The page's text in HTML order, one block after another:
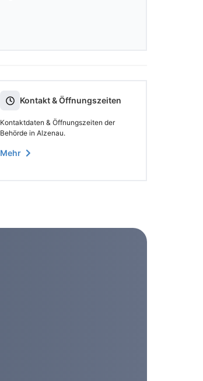
Kontakt & Öffnungszeiten
Kontaktdaten & Öffnungszeiten der
Behörde in Alzenau.
Mehr